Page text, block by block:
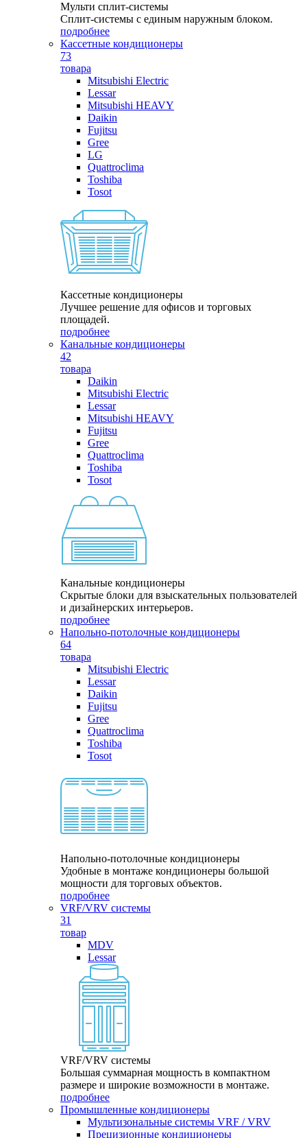
Мульти сплит-системы
Сплит-системы с единым наружным блоком.
подробнее
Кассетные кондиционеры
73
товара
Mitsubishi Electric
Lessar
Mitsubishi HEAVY
Daikin
Fujitsu
Gree
LG
Quattroclima
Toshiba
Tosot
Кассетные кондиционеры
Лучшее решение для офисов и торговых
площадей.
подробнее
Канальные кондиционеры
42
товара
Daikin
Mitsubishi Electric
Lessar
Mitsubishi HEAVY
Fujitsu
Gree
Quattroclima
Toshiba
Tosot
Канальные кондиционеры
Скрытые блоки для взыскательных пользователей
и дизайнерских интерьеров.
подробнее
Напольно-потолочные кондиционеры
64
товара
Mitsubishi Electric
Lessar
Daikin
Fujitsu
Gree
Quattroclima
Toshiba
Tosot
Напольно-потолочные кондиционеры
Удобные в монтаже кондиционеры большой
мощности для торговых объектов.
подробнее
VRF/VRV системы
31
товар
MDV
Lessar
VRF/VRV системы
Большая суммарная мощность в компактном
размере и широкие возможности в монтаже.
подробнее
Промышленные кондиционеры
Мультизональные системы VRF / VRV
Прецизионные кондиционеры